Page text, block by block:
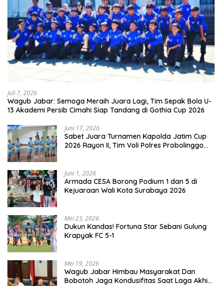
Juli 7, 2026
Wagub Jabar: Semoga Meraih Juara Lagi, Tim Sepak Bola U-
13 Akademi Persib Cimahi Siap Tandang di Gothia Cup 2026
Juni 17, 2026
Sabet Juara Turnamen Kapolda Jatim Cup
2026 Rayon II, Tim Voli Polres Probolinggo
Juni 1, 2026
Armada CESA Borong Podium 1 dan 5 di
Kejuaraan Wali Kota Surabaya 2026
Mei 23, 2026
Dukun Kandas! Fortuna Star Sebani Gulung
Krapyak FC 5-1
Mei 19, 2026
Wagub Jabar Himbau Masyarakat Dan
Bobotoh Jaga Kondusifitas Saat Laga Akhir